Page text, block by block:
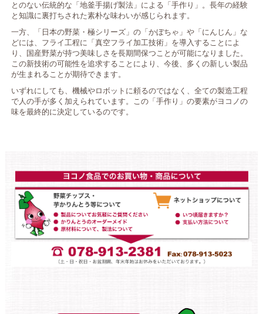
とのない伝統的な「地釜手揚げ製法」による「手作り」。長年の経験
と知識に裏打ちされた素朴な味わいが感じられます。
一方、「日本の野菜・極シリーズ」の「かぼちゃ」や「にんじん」な
どには、フライ工程に「真空フライ加工技術」を導入することによ
り、国産野菜が持つ美味しさを長期間保つことが可能になりました。
この新技術の可能性を追求することにより、今後、多くの新しい製品
が生まれることが期待できます。
いずれにしても、機械やロボットに頼るのではなく、全ての製造工程
で人の手が多く加えられています。この「手作り」の要素がヨコノの
味を最終的に決定しているのです。